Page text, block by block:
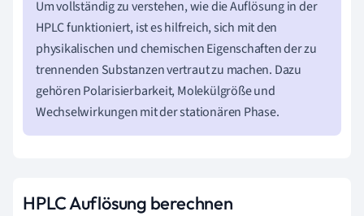
Um vollständig zu verstehen, wie die Auflösung in der
HPLC funktioniert, ist es hilfreich, sich mit den
physikalischen und chemischen Eigenschaften der zu
trennenden Substanzen vertraut zu machen. Dazu
gehören Polarisierbarkeit, Molekülgröße und
Wechselwirkungen mit der stationären Phase.
HPLC Auflösung berechnen